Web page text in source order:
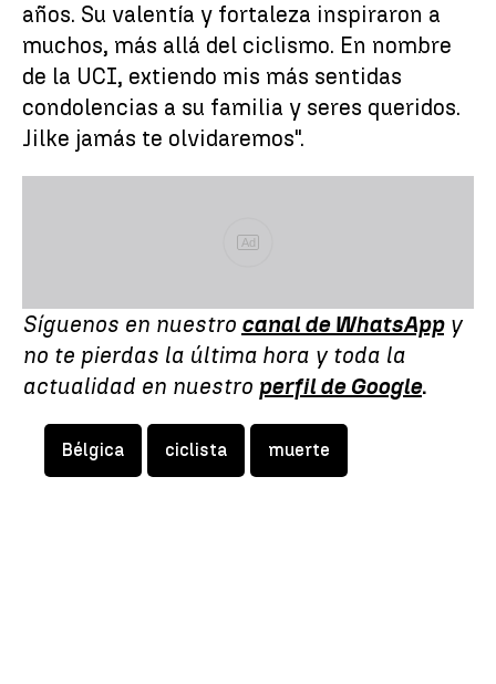
años. Su valentía y fortaleza inspiraron a
muchos, más allá del ciclismo. En nombre
de la UCI, extiendo mis más sentidas
condolencias a su familia y seres queridos.
Jilke jamás te olvidaremos".
Ad
Síguenos en nuestro canal de WhatsAppy
no te pierdas la última hora y toda la
actualidad en nuestro perfil de Google.
Bélgica ciclista muerte